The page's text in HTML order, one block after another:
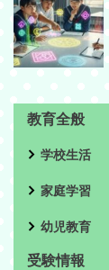
教育全般
学校生活
家庭学習
幼児教育
受験情報